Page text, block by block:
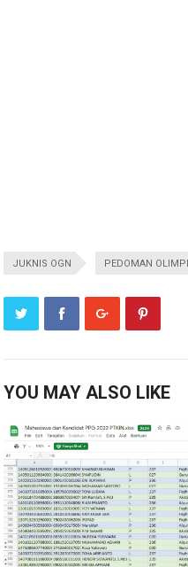
JUKNIS OGN PEDOMAN
YOU MAY ALSO LIKE